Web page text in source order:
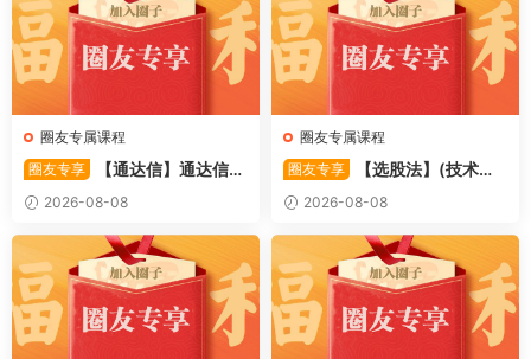
圈友专属课程
圈友专享
【通达信】通达信
〖萧啸双通道〗主图指标 研判
股价运行通道、捕捉短线买卖
时机 源码
2026-08-08
圈友专属课程
圈友专享
【选股法】(技术篇)
强势个股选股法操作理念、策
略与工具（上下）视频课程 共
2个视频
2026-08-08